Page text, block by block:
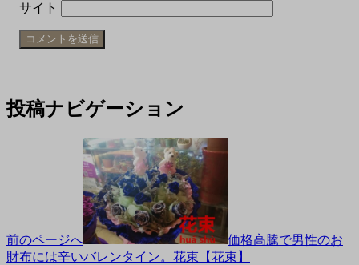
サイト
投稿ナビゲーション
前のページへ
価格高騰で男性のお
財布には辛いバレンタイン。花束【花束】